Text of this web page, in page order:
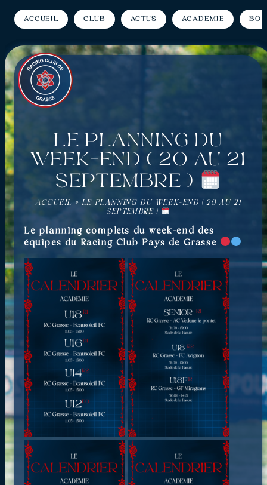
Accueil Club Actus Académie
Le planning du
week-end ( 20 au 21
septembre )
ACCUEIL » LE PLANNING DU WEEK-END ( 20 AU 21
SEPTEMBRE )
Le planning complets du week-end des
équipes du Racing Club Pays de Grasse